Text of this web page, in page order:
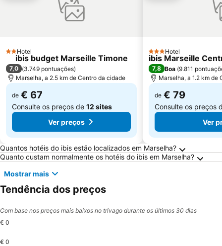
2 Estrelas
Hotel
ibis budget Marseille Timone
7,0 (3.749 pontuações)
Marselha, a 2.5 km de Centro da cidade
de € 67
Consulte os preços de 12 sites
Ver preços
3 Estrelas
Hotel
ibis Marseille
7,8 Boa (9.811
Marselha, a 1.2 km de
de € 79
Consulte os preços
Ver
Perguntas Frequentes sobre Marselha
Quantos hotéis do ibis estão localizados em Marselha?
Quanto custam normalmente os hotéis do ibis em Marselha?
Mostrar mais
Tendência dos preços
Com base nos preços mais baixos no trivago durante os últimos 30 dias
€ 0
€ 0